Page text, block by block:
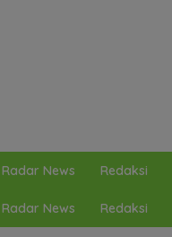
Radar News Redaksi
Radar News Redaksi